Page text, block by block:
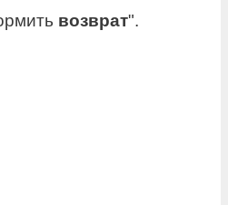
возврат".